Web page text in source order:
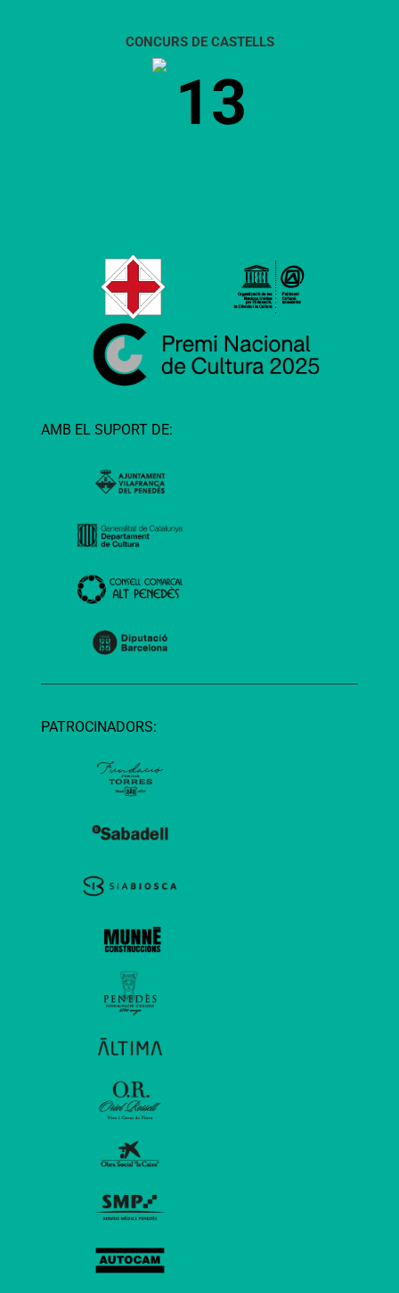
CONCURS DE CASTELLS
13
AMB EL SUPORT DE:
PATROCINADORS: